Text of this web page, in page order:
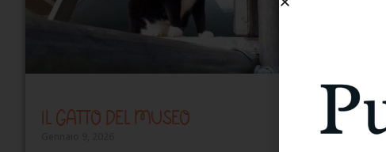
IL GATTO DEL MUSEO